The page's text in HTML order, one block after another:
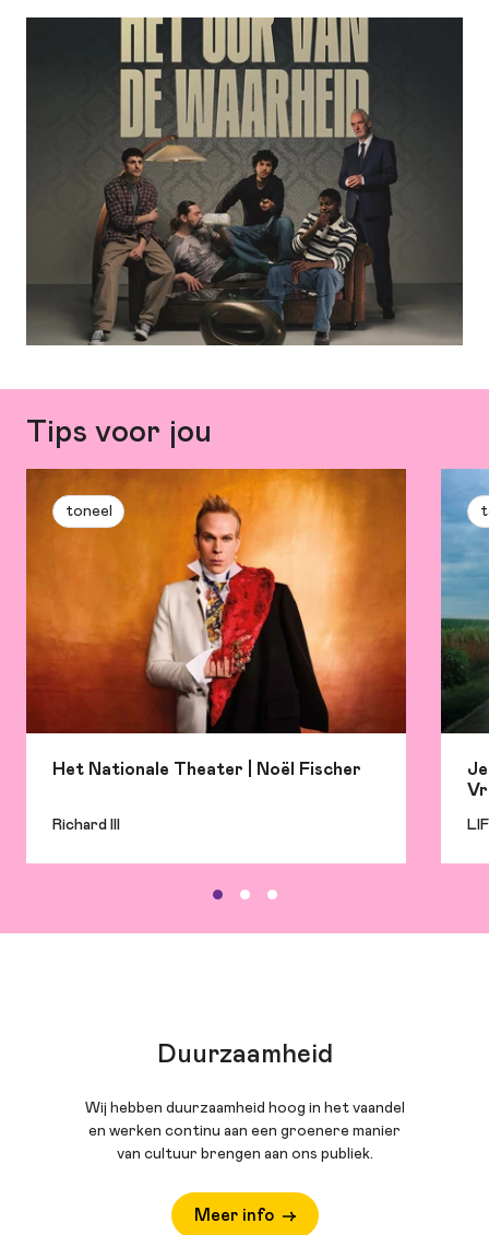
kersverse theatercollectief Nieuw Amsterdam, bestaande uit
Achraf Koutet, Daniël Kolf, Bilal El Aoumari en Gover Meit.
Nieuw Amsterdam wil met nieuwe verhalen en andere
perspectieven zoeken naar manieren om het verleden, het
heden en de toekomst van Nederland opnieuw te verbeelden.
De naam Nieuw Amsterdam verwijst daarbij niet alleen naar de
historische naam van New York, maar vormt ook een knipoog
naar de gevestigde gezelschappen in de stad.
Aus Greidanus jr.
script: Vincent van der Valk
Tips voor jou
toneel
Het Nationale Theater | Noël Fischer
Richard III
Duurzaamheid
Wij hebben duurzaamheid hoog in het vaandel
en werken continu aan een groenere manier
van cultuur brengen aan ons publiek.
Meer info